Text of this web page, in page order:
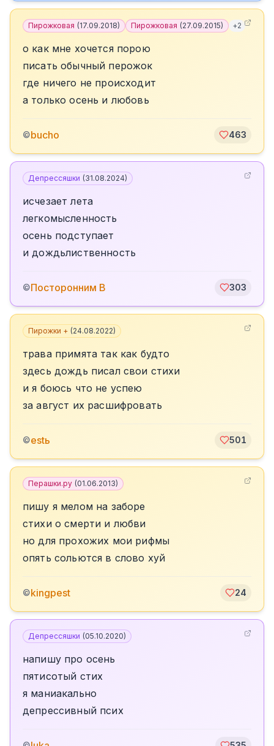
Пирожковая (17.09.2018) Пирожковая (27.09.2015) +2
о как мне хочется порою
писать обычный перожок
где ничего не происходит
а только осень и любовь
©bucho 463
Депрессяшки (31.08.2024)
исчезает лета
легкомысленность
осень подступает
и дождьлиственность
©Посторонним В 303
Пирожки + (24.08.2022)
трава примята так как будто
здесь дождь писал свои стихи
и я боюсь что не успею
за август их расшифровать
©estь 501
Перашки.ру (01.06.2013)
пишу я мелом на заборе
стихи о смерти и любви
но для прохожих мои рифмы
опять сольются в слово хуй
©kingpest 24
Депрессяшки (05.10.2020)
напишу про осень
пятисотый стих
я маниакально
депрессивный псих